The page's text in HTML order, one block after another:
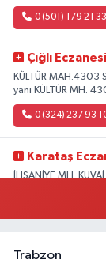
0 (501) 179 21 33
Çığlı Eczanesi
KÜLTÜR MAH.4303
yanı KÜLTÜR MH.
0 (324) 237 93
Karataş
İHSANİYE MH.
Trabzon